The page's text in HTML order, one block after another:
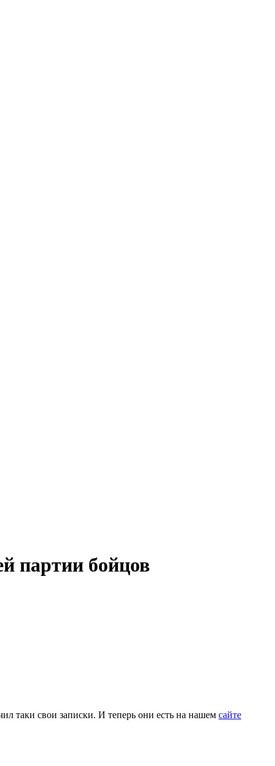
партии бойцов
таки свои записки. И теперь они есть на нашем сайте